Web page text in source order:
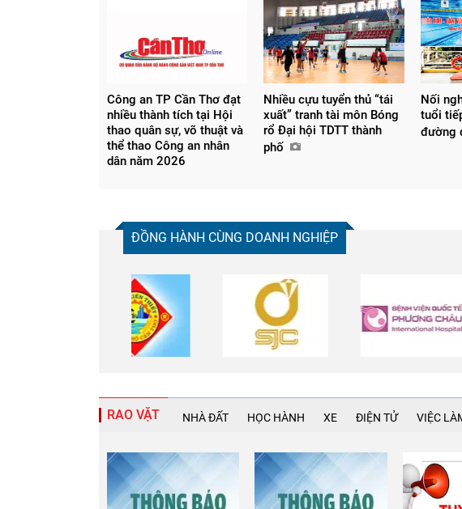
Công an TP Cần Thơ đạt
nhiều thành tích tại Hội
thao quân sự, võ thuật và
thể thao Công an nhân
dân năm 2026
Nhiều cựu tuyển thủ “tái
xuất” tranh tài môn Bóng
rổ Đại hội TDTT thành
phố
Nối
tuổi
đường
ĐỒNG HÀNH CÙNG DOANH NGHIỆP
RAO VẶT NHÀ ĐẤT HỌC HÀNH XE ĐIỆN TỬ VIỆC